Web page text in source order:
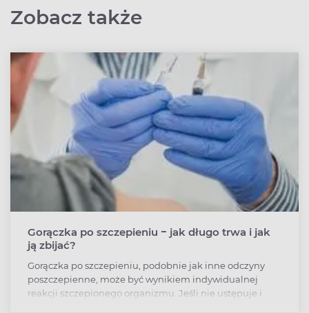
Zobacz także
Gorączka po szczepieniu − jak długo trwa i jak
ją zbijać?
Gorączka po szczepieniu, podobnie jak inne odczyny
poszczepienne, może być wynikiem indywidualnej
reakcji szczepionego organizmu. Jeśli nie ustępuje i